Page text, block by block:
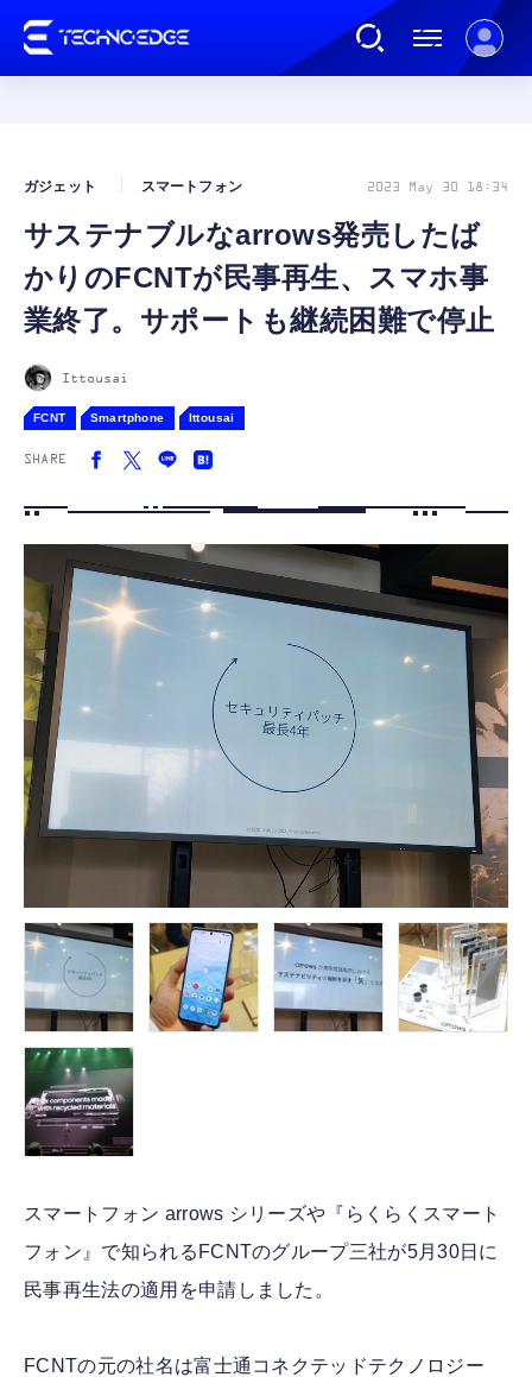
AI
ガジェット
カルチャー
FOLLOW US
サステナブルなarrows発売したば
かりのFCNTが民事再生、スマホ事
業終了。サポートも継続困難で停止
ガジェット スマートフォン 2023 May 30 18:34
Ittousai
FCNT Smartphone Ittousai
SHARE
スマートフォン arrows シリーズや『らくらくスマート
フォン』で知られるFCNTのグループ三社が5月30日に
民事再生法の適用を申請しました。
FCNTの元の社名は富士通コネクテッドテクノロジー